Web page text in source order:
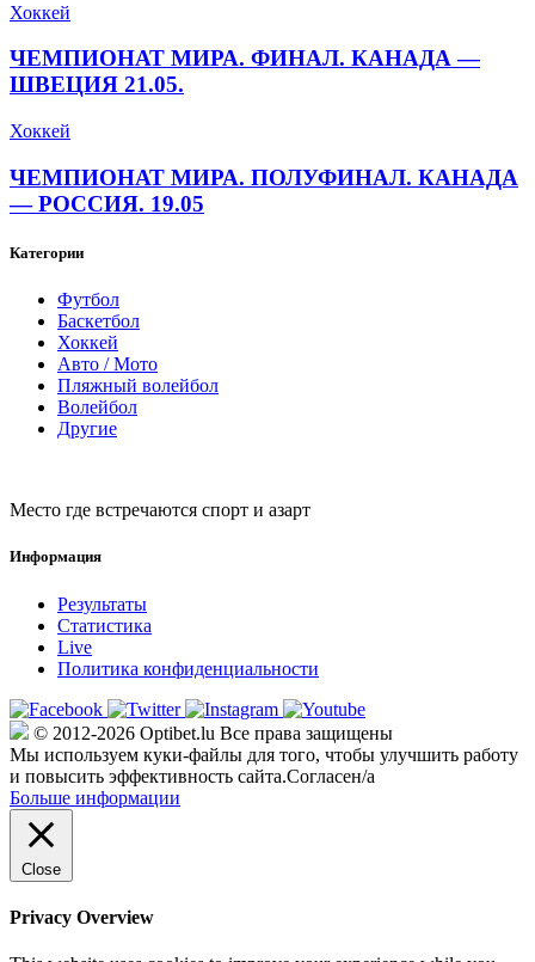
Хоккей
ЧЕМПИОНАТ МИРА. ФИНАЛ. КАНАДА —
ШВЕЦИЯ 21.05.
Хоккей
ЧЕМПИОНАТ МИРА. ПОЛУФИНАЛ. КАНАДА
— РОССИЯ. 19.05
Категории
Футбол
Баскетбол
Хоккей
Авто / Мото
Пляжный волейбол
Волейбол
Другие
Место где встречаются спорт и азарт
Информация
Результаты
Статистика
Live
Политика конфиденциальности
© 2012-2026 Optibet.lu Все права защищены
Мы используем куки-файлы для того, чтобы улучшить работу
и повысить эффективность сайта.Согласен/а
Больше информации
Close
Privacy Overview